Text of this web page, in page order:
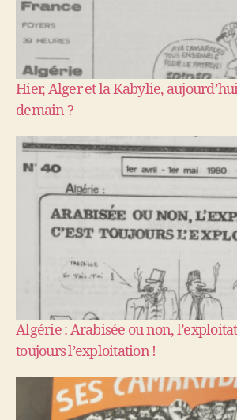
Hier, Alger et la Kabylie,
demain ?
Algérie : Arabisée ou non,
toujours l’exploitation !